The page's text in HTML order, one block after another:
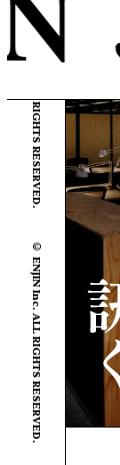
© ENJIN Inc. ALL RIGHTS RESERVED.
© ENJIN Inc. ALL RIGHTS RESERVED.